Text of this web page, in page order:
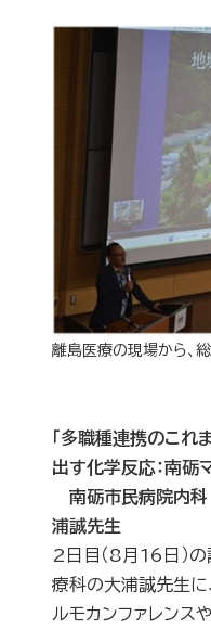
離島医療の現場から、
「多職種連携のこ
出す化学反応：南砺
南砺市民病院内
浦誠先生
2日目（8月16日）
療科の大浦誠先生に
ルモカンファレンス